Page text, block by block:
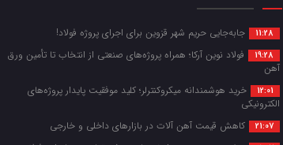
11:28 جابه‌جایی حریم شهر قزوین برای اجرای پروژه فولاد!
19:28
فولاد نوین آرکا؛ همراه پروژه‌های صنعتی از انتخاب تا تأمین ورق
آهن
12:01
خرید هوشمندانه میکروکنترلر؛ کلید موفقیت پایدار پروژه‌های
الکترونیکی
21:07 کاهش قیمت آهن آلات در بازارهای داخلی و خارجی